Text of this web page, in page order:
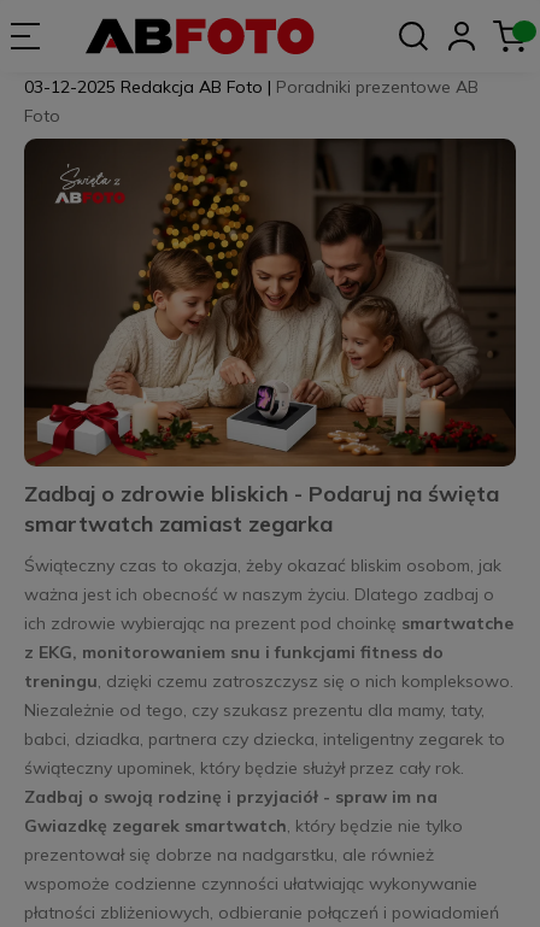
Zadbaj o zdrowie bliskich - Podaruj na święta
smartwatch zamiast zegarka
03-12-2025 Redakcja AB Foto | Poradniki prezentowe AB
Foto
Świąteczny czas to okazja, żeby okazać bliskim osobom, jak
ważna jest ich obecność w naszym życiu. Dlatego zadbaj o
ich zdrowie wybierając na prezent pod choinkę smartwatche
z EKG, monitorowaniem snu i funkcjami fitness do
treningu, dzięki czemu zatroszczysz się o nich kompleksowo.
Niezależnie od tego, czy szukasz prezentu dla mamy, taty,
babci, dziadka, partnera czy dziecka, inteligentny zegarek to
świąteczny upominek, który będzie służył przez cały rok.
Zadbaj o swoją rodzinę i przyjaciół - spraw im na
Gwiazdkę zegarek smartwatch, który będzie nie tylko
prezentował się dobrze na nadgarstku, ale również
wspomoże codzienne czynności ułatwiając wykonywanie
płatności zbliżeniowych, odbieranie połączeń i powiadomień